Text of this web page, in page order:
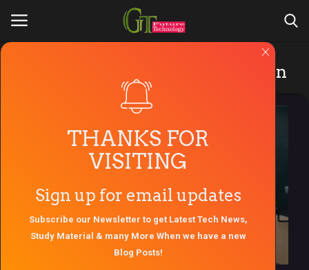
Register
Contact Us
MI lux transparent tv edition
THANKS FOR
VISITING
Sign up for email updates
Subscribe our Newsletter to get Latest Tech News,
Study Material & many More When we have a new
Blog Posts!